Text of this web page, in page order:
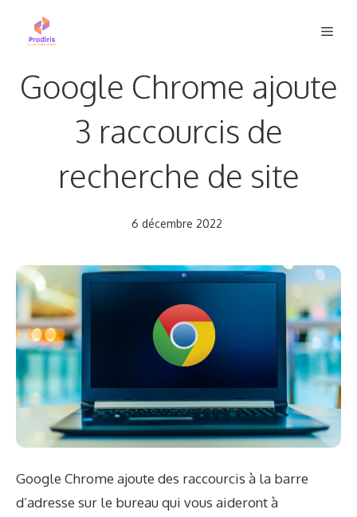
Google Chrome ajoute
3 raccourcis de
recherche de site
6 décembre 2022
Google Chrome ajoute des raccourcis à la barre
d’adresse sur le bureau qui vous aideront à